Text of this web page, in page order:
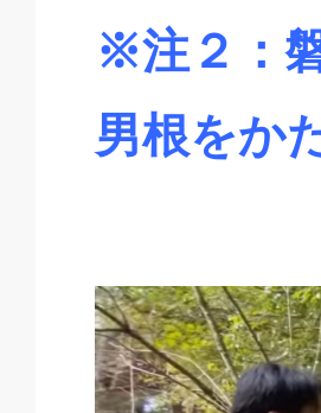
※注２：
男根をか